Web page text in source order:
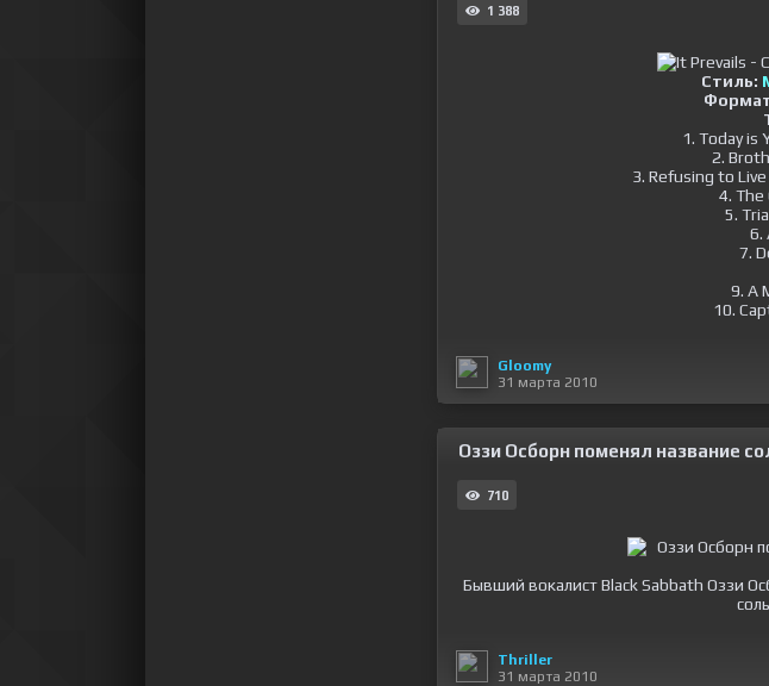
1 388
Стиль:
1. Today is
2.
3. Refusing to
4. The
5.
6.
7.
9. A
10.
Gloomy
31 марта 2010
Оззи Осборн поменял название
710
Бывший вокалист Black Sabbath Оззи
Thriller
31 марта 2010